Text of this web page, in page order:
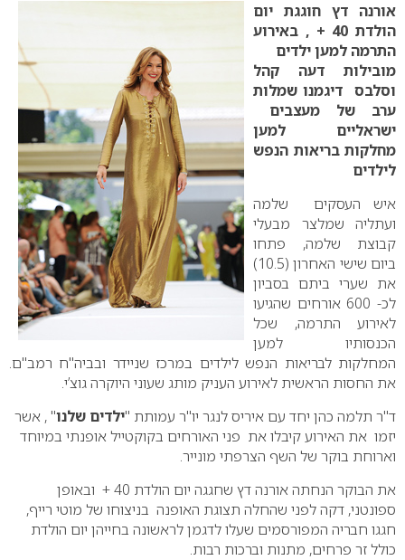
אורנה דץ חוגגת יום
הולדת 40 + , באירוע
התרמה למען ילדים
מובילות דעה קהל
וסלבס דיגמנו שמלות
ערב של מעצבים
ישראליים למען
מחלקות בריאות הנפש
לילדים
איש העסקים שלמה
ועתליה שמלצר מבעלי
קבוצת שלמה, פתחו
ביום שישי האחרון (10.5)
את שערי ביתם בסביון
לכ- 600 אורחים שהגיעו
לאירוע התרמה, שכל
הכנסותיו למען
המחלקות לבריאות הנפש לילדים במרכז שניידר ובביה"ח רמב"ם.
את החסות הראשית לאירוע העניק מותג שעוני היוקרה גוצ’י.
ד"ר תלמה כהן יחד עם איריס לנגר יו"ר עמותת "ילדים שלנו" , אשר
יזמו את האירוע קיבלו את פני האורחים בקוקטייל אופנתי במיוחד
וארוחת בוקר של השף הצרפתי מונייר.
את הבוקר הנחתה אורנה דץ שחגגה יום הולדת 40 + ובאופן
ספונטני, דקה לפני שהחלה תצוגת האופנה בניצוחו של מוטי רייף,
חגגו חבריה המפורסמים שעלו לדגמן לראשונה בחייהן יום הולדת
כולל זר פרחים, מתנות וברכות רבות.